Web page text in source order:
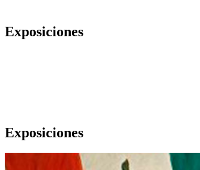
Exposiciones
Exposiciones